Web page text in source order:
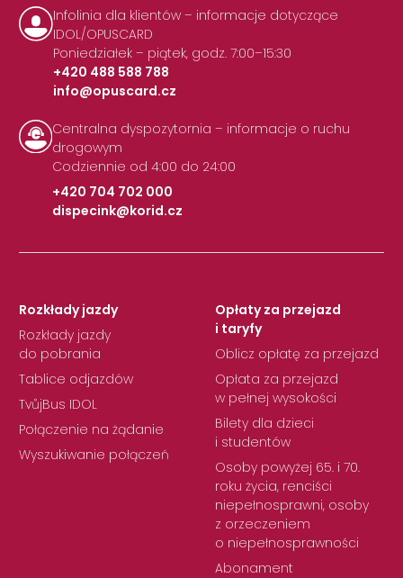
Infolinia dla klientów – informacje dotyczące
IDOL/OPUSCARD
Poniedziałek – piątek, godz. 7:00–15:30
+420 488 588 788
|
info@opuscard.cz
Centralna dyspozytornia – informacje o ruchu
drogowym
Codziennie od 4:00 do 24:00
+420 704 702 000
|
dispecink@korid.cz
Rozkłady jazdy
Rozkłady jazdy
do pobrania
Tablice odjazdów
TvůjBus IDOL
Połączenie na żądanie
Wyszukiwanie połączeń
Opłaty za przejazd
i taryfy
Oblicz opłatę za przejazd
Opłata za przejazd
w pełnej wysokości
Bilety dla dzieci
i studentów
Osoby powyżej 65. i 70.
roku życia, renciści
niepełnosprawni, osoby
z orzeczeniem
o niepełnosprawności
Abonament